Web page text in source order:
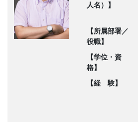
人名）】
【所属部署／
役職】
【学位・資
格】
【経 験】